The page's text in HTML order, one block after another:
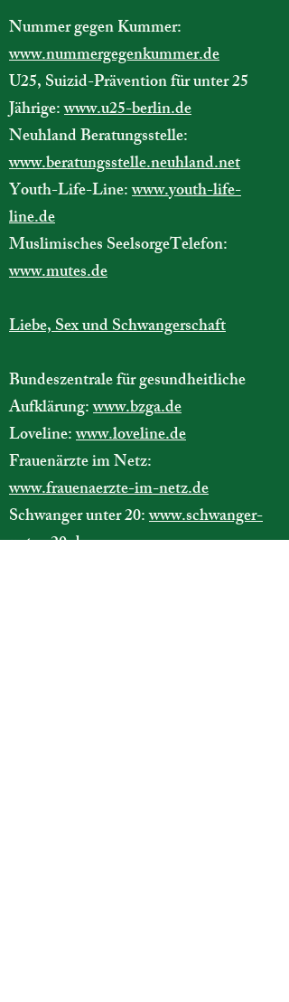
Nummer gegen Kummer:
www.nummergegenkummer.de
U25, Suizid-Prävention für unter 25
Jährige:www.u25-berlin.de
Neuhland Beratungsstelle:
www.beratungsstelle.neuhland.net
Youth-Life-Line:www.youth-life-
line.de
Muslimisches SeelsorgeTelefon:
www.mutes.de
Liebe, Sex und Schwangerschaft
Bundeszentrale für gesundheitliche
Aufklärung:www.bzga.de
Loveline:www.loveline.de
Frauenärzte im Netz:
www.frauenaerzte-im-netz.de
Schwanger unter 20:www.schwanger-
unter-20.de